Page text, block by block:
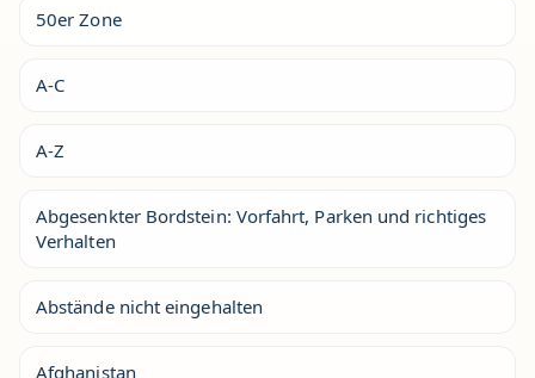
50er Zone
A-C
A-Z
Abgesenkter Bordstein: Vorfahrt, Parken und richtiges
Verhalten
Abstände nicht eingehalten
Afghanistan